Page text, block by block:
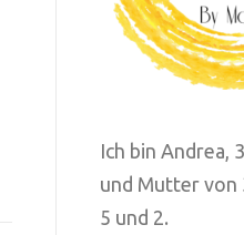
Ich bin Andrea,
und Mutter von
5 und 2.